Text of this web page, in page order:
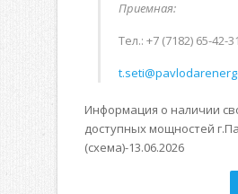
Приемная:
Тел.: +7 (7182) 65-42-31
Информация о наличии
доступных мощностей
(схема)-13.06.2026